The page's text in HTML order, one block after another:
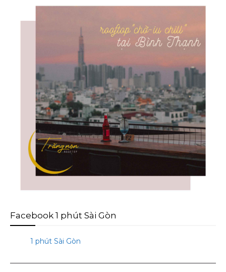
Facebook 1 phút Sài Gòn
1 phút Sài Gòn